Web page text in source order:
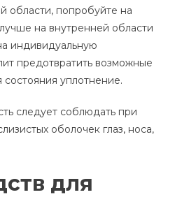
области, попробуйте на
на внутренней области
индивидуальную
предотвратить возможные
уплотнение.
следует соблюдать при
оболочек глаз, носа,
для